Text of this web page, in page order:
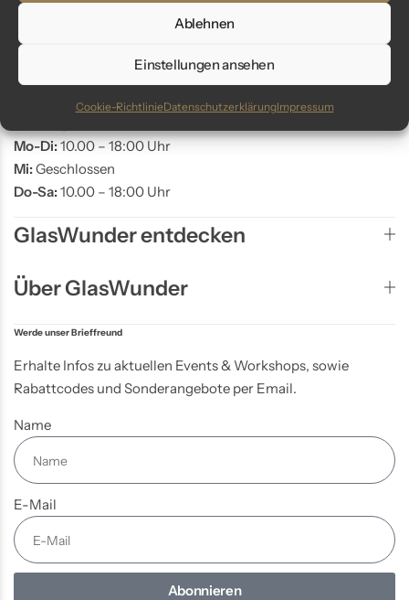
Ablehnen
Einstellungen ansehen
Cookie-RichtlinieDatenschutzerklärungImpressum
Store Coburg
Adresse:
96450 Coburg
Mo-Di:10.00 – 18:00 Uhr
Mi:Geschlossen
Do-Sa:10.00 – 18:00 Uhr
GlasWunder entdecken
Über GlasWunder
Werde unser Brieffreund
Erhalte Infos zu aktuellen Events & Workshops, sowie
Rabattcodes und Sonderangebote per Email.
Name
E-Mail
Abonnieren